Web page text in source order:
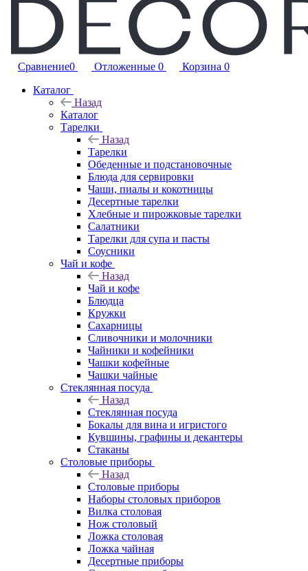
Сравнение0 Отложенные 0 Корзина 0
Каталог
Назад
Каталог
Тарелки
Назад
Тарелки
Обеденные и подстановочные
Блюда для сервировки
Чаши, пиалы и кокотницы
Десертные тарелки
Хлебные и пирожковые тарелки
Салатники
Тарелки для супа и пасты
Соусники
Чай и кофе
Назад
Чай и кофе
Блюдца
Кружки
Сахарницы
Сливочники и молочники
Чайники и кофейники
Чашки кофейные
Чашки чайные
Стеклянная посуда
Назад
Стеклянная посуда
Бокалы для вина и игристого
Кувшины, графины и декантеры
Стаканы
Столовые приборы
Назад
Столовые приборы
Наборы столовых приборов
Вилка столовая
Нож столовый
Ложка столовая
Ложка чайная
Десертные приборы